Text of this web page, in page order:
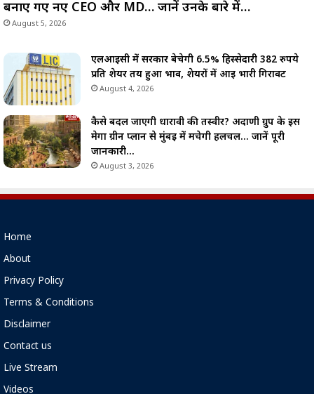
बनाए गए नए CEO और MD… जानें उनके बारे में…
August 5, 2026
एलआईसी में सरकार बेचेगी 6.5% हिस्सेदारी 382 रुपये
प्रति शेयर तय हुआ भाव, शेयरों में आई भारी गिरावट
August 4, 2026
कैसे बदल जाएगी धारावी की तस्वीर? अदाणी ग्रुप के इस
मेगा ग्रीन प्लान से मुंबई में मचेगी हलचल… जानें पूरी
जानकारी…
August 3, 2026
Home
About
Privacy Policy
Terms & Conditions
Disclaimer
Contact us
Live Stream
Videos